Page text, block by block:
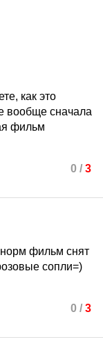
как это
вообще сначала
фильм
0 / 3
норм фильм снят
сопли=)
0 / 3